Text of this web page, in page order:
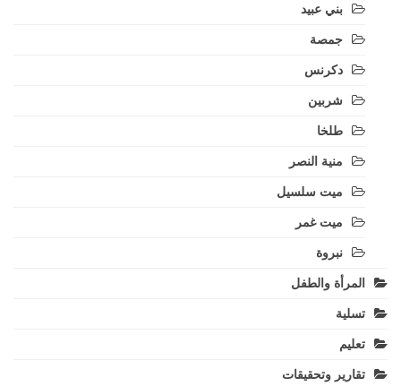
بني عبيد
جمصة
دكرنس
شربين
طلخا
منية النصر
ميت سلسيل
ميت غمر
نبروة
المرأة والطفل
تسلية
تعليم
تقارير وتحقيقات